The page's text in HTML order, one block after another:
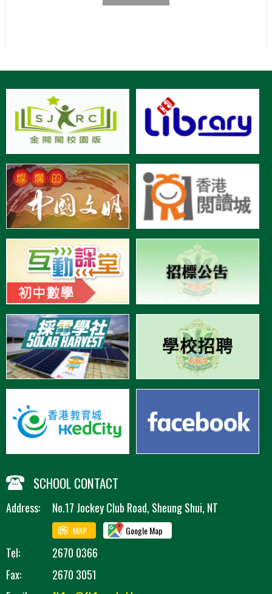
SCHOOL CONTACT
Address: No.17 Jockey Club Road, Sheung Shui, NT
MAP Google Map
Tel:
2670 0366
Fax:
2670 3051